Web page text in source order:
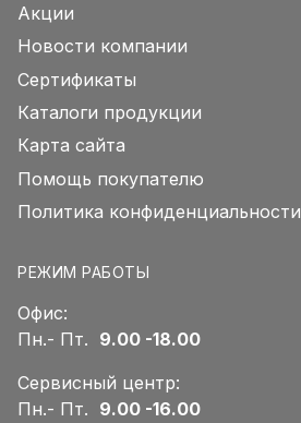
Акции
Новости компании
Сертификаты
Каталоги продукции
Карта сайта
Помощь покупателю
Политика конфиденциальности
РЕЖИМ РАБОТЫ
Офис:
Пн.- Пт. 9.00 -18.00
Сервисный центр:
Пн.- Пт. 9.00 -16.00